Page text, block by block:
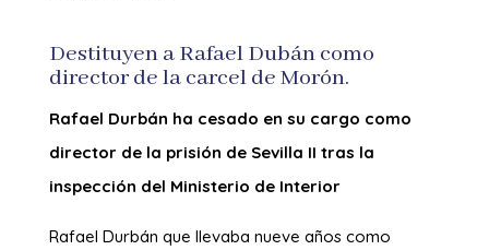
Destituyen a Rafael Dubán como
director de la carcel de Morón.
Rafael Durbán ha cesado en su cargo como
director de la prisión de Sevilla II tras la
inspección del Ministerio de Interior
Rafael Durbán que llevaba nueve años como